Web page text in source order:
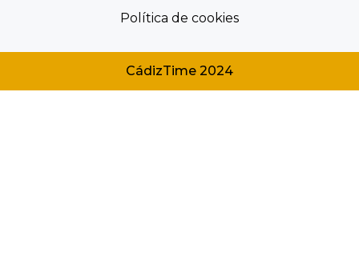
Política de cookies
CádizTime 2024